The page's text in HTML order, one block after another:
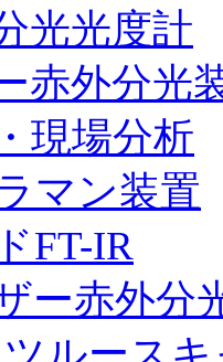
光光度計
赤外分光
現場分析
マン装置
FT-IR
ー赤外分